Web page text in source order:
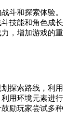
斗和探索体验。
技能和角色成长
，增加游戏的重
探索路线，利用
用环境元素进行
励玩家尝试多种